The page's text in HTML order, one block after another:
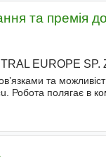
та премія
EUROPE SP.
та
Робота полягає в